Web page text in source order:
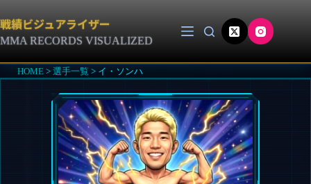
ン
テ
ツ
へ
戦績ビジュアライザー
MMA RECORDS VISUALIZED
HOME > 選手一覧 > イ・ソンハ